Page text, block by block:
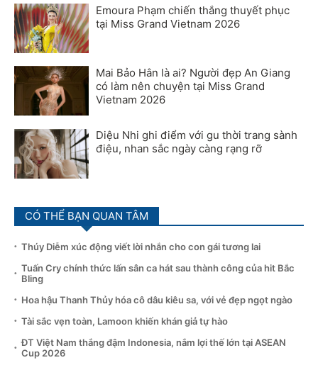
Emoura Phạm chiến thắng thuyết phục
tại Miss Grand Vietnam 2026
Mai Bảo Hân là ai? Người đẹp An Giang
có làm nên chuyện tại Miss Grand
Vietnam 2026
Diệu Nhi ghi điểm với gu thời trang sành
điệu, nhan sắc ngày càng rạng rỡ
CÓ THỂ BẠN QUAN TÂM
Thúy Diễm xúc động viết lời nhắn cho con gái tương lai
Tuấn Cry chính thức lấn sân ca hát sau thành công của hit Bắc
Bling
Hoa hậu Thanh Thủy hóa cô dâu kiêu sa, với vẻ đẹp ngọt ngào
Tài sắc vẹn toàn, Lamoon khiến khán giả tự hào
ĐT Việt Nam thắng đậm Indonesia, nắm lợi thế lớn tại ASEAN
Cup 2026